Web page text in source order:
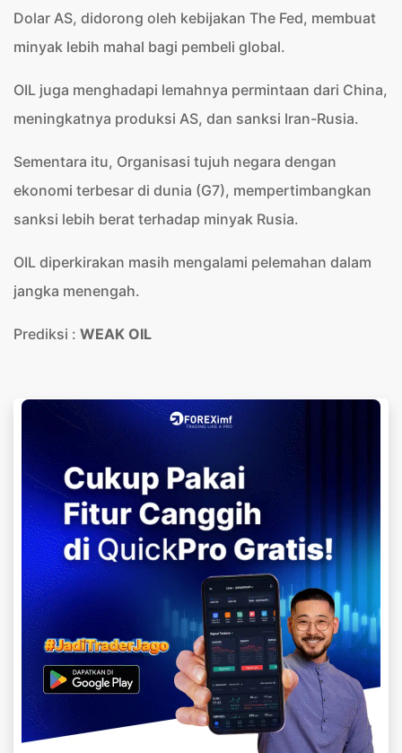
Dolar AS, didorong oleh kebijakan The Fed, membuat
minyak lebih mahal bagi pembeli global.
OIL juga menghadapi lemahnya permintaan dari China,
meningkatnya produksi AS, dan sanksi Iran-Rusia.
Sementara itu, Organisasi tujuh negara dengan
ekonomi terbesar di dunia (G7), mempertimbangkan
sanksi lebih berat terhadap minyak Rusia.
OIL diperkirakan masih mengalami pelemahan dalam
jangka menengah.
Prediksi : WEAK OIL